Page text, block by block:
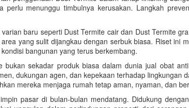
menunggu timbulnya kerusakan. Langkah
baru seperti Dust Termite cair dan Dust Termite
yang sulit dijangkau dengan serbuk biasa. Riset ini
bangunan yang terus berkembang.
sekadar produk biasa dalam dunia jual obat
dukungan agen, dan kepekaan terhadap lingkungan
mereka menjaga rumah tetap aman, nyaman, dan
pasar di bulan-bulan mendatang. Didukung